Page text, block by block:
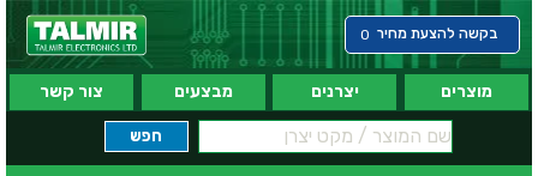
בקשה להצעת מחיר 0
מוצרים יצרנים מבצעים צור קשר